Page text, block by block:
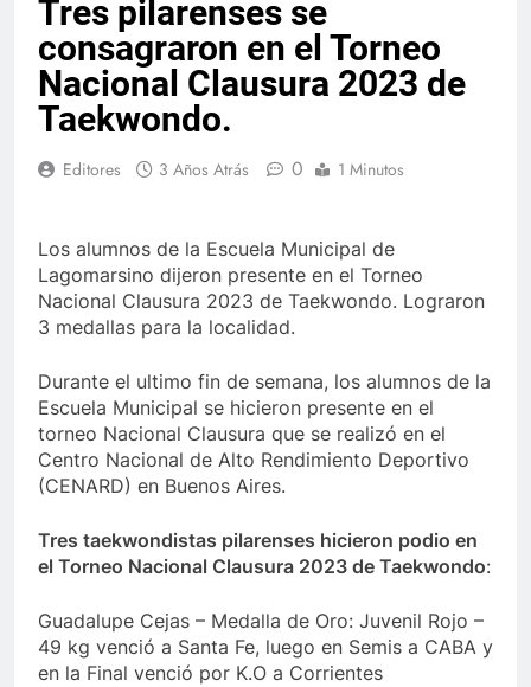
Tres pilarenses se
consagraron en el Torneo
Nacional Clausura 2023 de
Taekwondo.
Editores 3 Años Atrás 0 1 Minutos
Los alumnos de la Escuela Municipal de
Lagomarsino dijeron presente en el Torneo
Nacional Clausura 2023 de Taekwondo. Lograron
3 medallas para la localidad.
Durante el ultimo fin de semana, los alumnos de la
Escuela Municipal se hicieron presente en el
torneo Nacional Clausura que se realizó en el
Centro Nacional de Alto Rendimiento Deportivo
(CENARD) en Buenos Aires.
Tres taekwondistas pilarenses hicieron podio en
el Torneo Nacional Clausura 2023 de Taekwondo:
Guadalupe Cejas – Medalla de Oro: Juvenil Rojo –
49 kg venció a Santa Fe, luego en Semis a CABA y
en la Final venció por K.O a Corrientes